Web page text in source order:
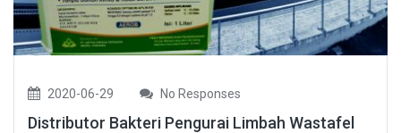
2020-06-29 No Responses
Distributor Bakteri Pengurai Limbah Wastafel